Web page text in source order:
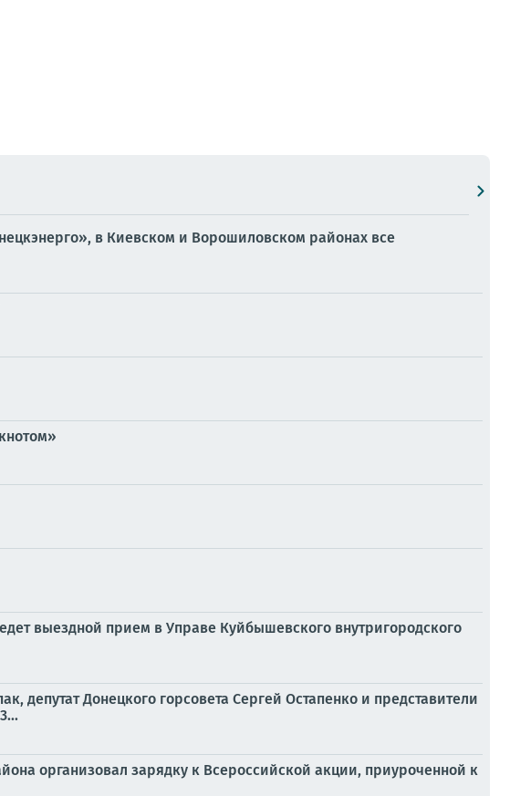
в Киевском и Ворошиловском районах все
выездной прием в Управе Куйбышевского внутригородского
Донецкого горсовета Сергей Остапенко и представители
организовал зарядку к Всероссийской акции, приуроченной к